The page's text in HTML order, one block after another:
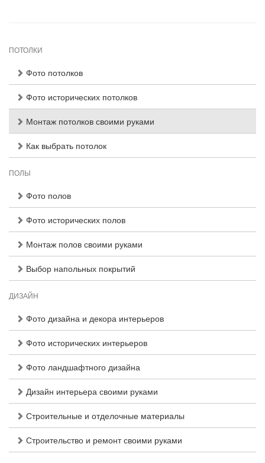
ПОТОЛКИ
Фото потолков
Фото исторических потолков
Монтаж потолков своими руками
Как выбрать потолок
ПОЛЫ
Фото полов
Фото исторических полов
Монтаж полов своими руками
Выбор напольных покрытий
ДИЗАЙН
Фото дизайна и декора интерьеров
Фото исторических интерьеров
Фото ландшафтного дизайна
Дизайн интерьера своими руками
Строительные и отделочные материалы
Строительство и ремонт своими руками